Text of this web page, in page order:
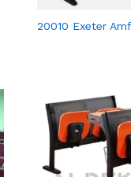
20010 Exeter Amfi